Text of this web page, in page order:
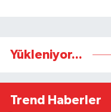
Yükleniyor...
Trend Haberler